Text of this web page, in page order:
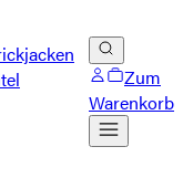
Zum
Warenkorb